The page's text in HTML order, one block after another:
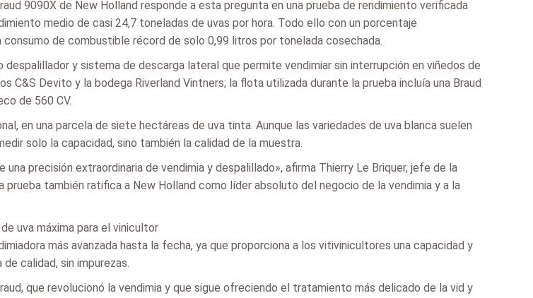
9090X de New Holland responde a esta pregunta en una prueba de rendimiento verificada
medio de casi 24,7 toneladas de uvas por hora. Todo ello con un porcentaje
de combustible récord de solo 0,99 litros por tonelada cosechada.
y sistema de descarga lateral que permite vendimiar sin interrupción en viñedos de
C&S Devito y la bodega Riverland Vintners; la flota utilizada durante la prueba incluía una Braud
de 560 CV.
en una parcela de siete hectáreas de uva tinta. Aunque las variedades de uva blanca suelen
solo la capacidad, sino también la calidad de la muestra.
precisión extraordinaria de vendimia y despalillado», afirma Thierry Le Briquer, jefe de la
también ratifica a New Holland como líder absoluto del negocio de la vendimia y a la
uva máxima para el vinicultor
más avanzada hasta la fecha, ya que proporciona a los vitivinicultores una capacidad y
calidad, sin impurezas.
que revolucionó la vendimia y que sigue ofreciendo el tratamiento más delicado de la vid y